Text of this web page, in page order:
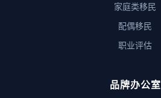
家庭类移民
配偶移民
职业评估
品牌办公室